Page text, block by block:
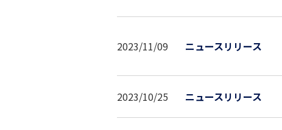
2023/11/09 ニュースリリース
2023/10/25 ニュースリリース